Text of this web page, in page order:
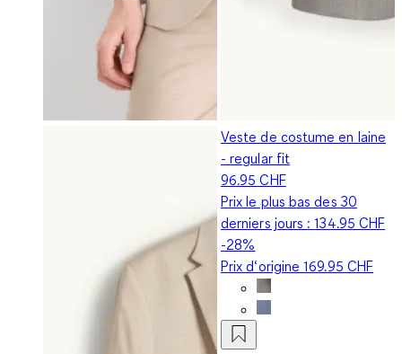
Veste de costume en laine
- regular fit
96.95 CHF
Prix le plus bas des 30
derniers jours :134.95 CHF
-28%
Prix d‘origine169.95 CHF